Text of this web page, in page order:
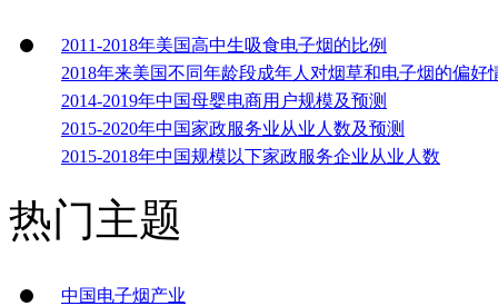
2011-2018年美国高中生吸食电子烟的比例
2018年来美国不同年龄段成年人对烟草和电子烟的偏好
2014-2019年中国母婴电商用户规模及预测
2015-2020年中国家政服务业从业人数及预测
2015-2018年中国规模以下家政服务企业从业人数
热门主题
中国电子烟产业